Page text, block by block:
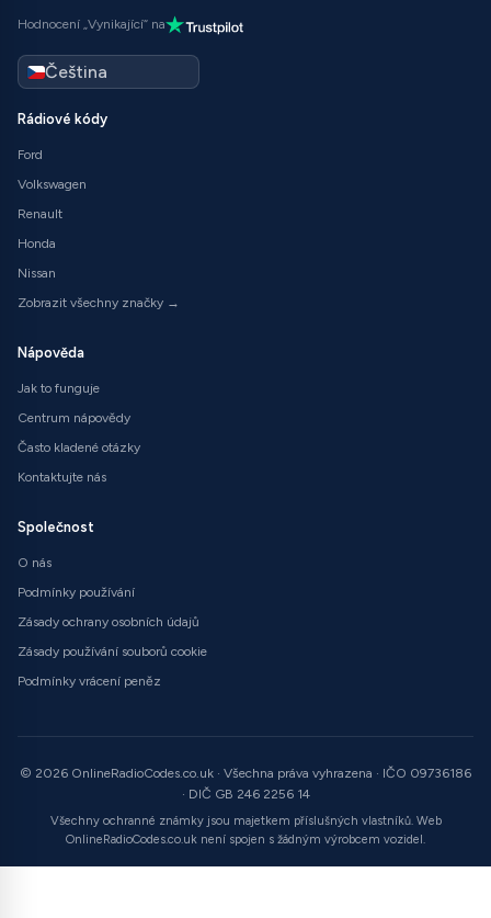
Hodnocení „Vynikající“ na
Rádiové kódy
Ford
Volkswagen
Renault
Honda
Nissan
Zobrazit všechny značky →
Nápověda
Jak to funguje
Centrum nápovědy
Často kladené otázky
Kontaktujte nás
Společnost
O nás
Podmínky používání
Zásady ochrany osobních údajů
Zásady používání souborů cookie
Podmínky vrácení peněz
© 2026 OnlineRadioCodes.co.uk · Všechna práva vyhrazena · IČO 09736186
· DIČ GB 246 2256 14
Všechny ochranné známky jsou majetkem příslušných vlastníků. Web
OnlineRadioCodes.co.uk není spojen s žádným výrobcem vozidel.